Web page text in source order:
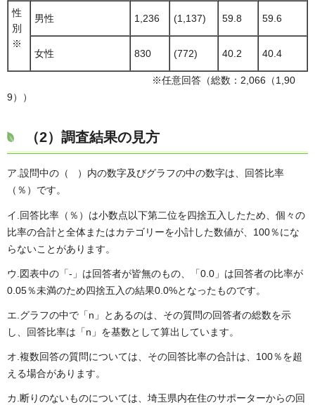
性
別
※
男性 1,236 (1,137) 59.8 59.6
女性 830 (772) 40.2 40.4
※任意回答（総数：2,066（1,90
9））
（2）調査結果の見方
ア.設問中の（ ）内の数字及びグラフの中の数字は、回答比率
（％）です。
イ.回答比率（％）は小数点以下第二位を四捨五入したため、個々の
比率の合計と全体またはカテゴリーを小計した数値が、100％にな
らないことがあります。
ウ.図表中の「-」は回答者が皆無のもの、「0.0」は回答者の比率が
0.05％未満のため四捨五入の結果0.0%となったものです。
エ.グラフの中で「n」とあるのは、その質問の回答者の総数を示
し、回答比率は「n」を基数として算出しています。
オ.複数回答の質問については、その回答比率の合計は、100％を超
える場合があります。
カ.断りのないものについては、埼玉県内在住のサポーターからの回